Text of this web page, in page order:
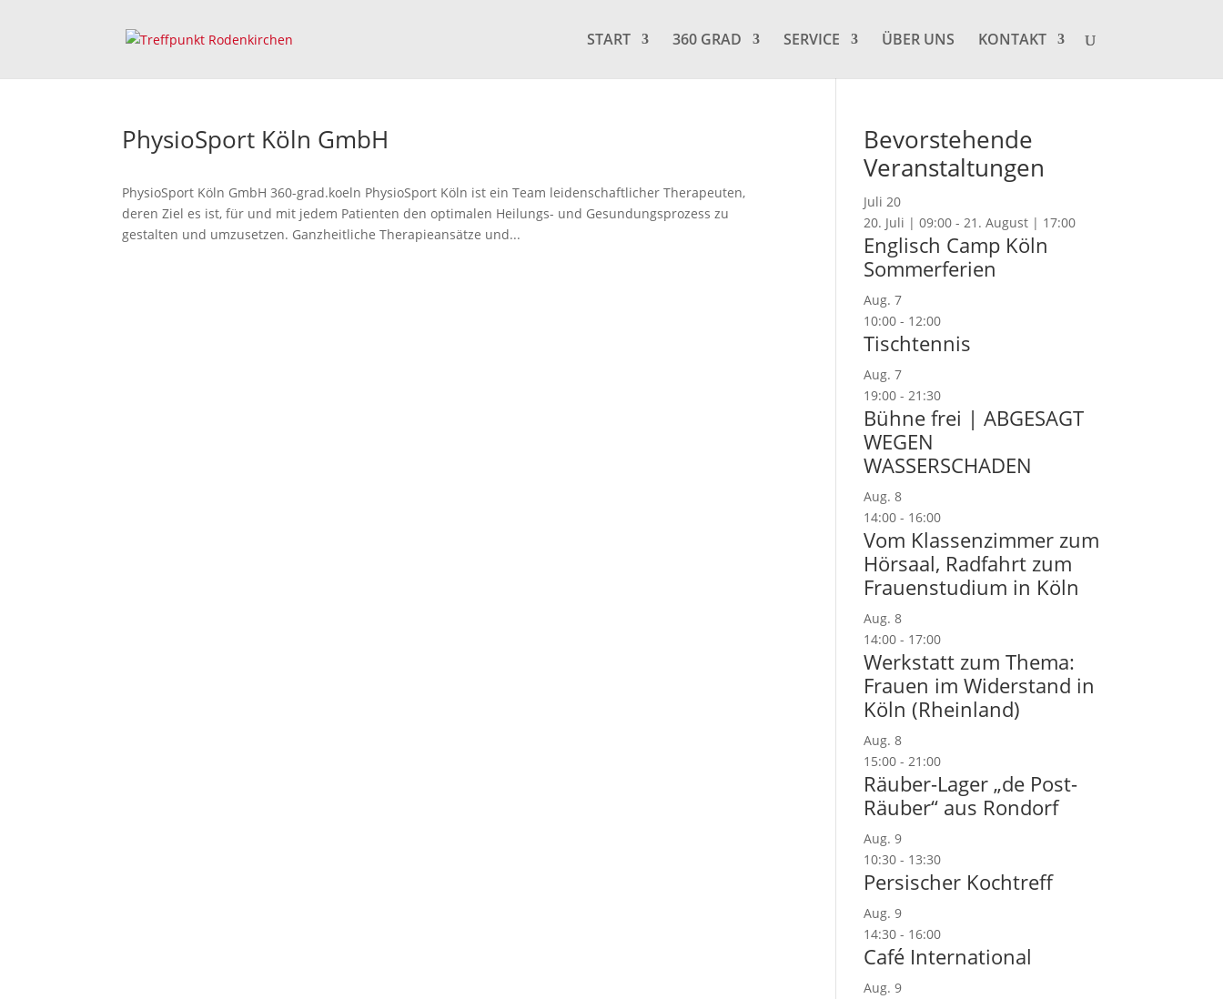
START 360 GRAD SERVICE ÜBER UNS KONTAKT
PhysioSport Köln GmbH
PhysioSport Köln GmbH 360-grad.koeln PhysioSport Köln ist ein Team leidenschaftlicher Therapeuten,
deren Ziel es ist, für und mit jedem Patienten den optimalen Heilungs- und Gesundungsprozess zu
gestalten und umzusetzen. Ganzheitliche Therapieansätze und...
Bevorstehende
Veranstaltungen
Juli20
20. Juli | 09:00 -21. August | 17:00
Englisch Camp Köln
Sommerferien
Aug.7
10:00 - 12:00
Tischtennis
Aug.7
19:00 -21:30
Bühne frei | ABGESAGT
WEGEN
WASSERSCHADEN
Aug.8
14:00 - 16:00
Vom Klassenzimmer zum
Hörsaal, Radfahrt zum
Frauenstudium in Köln
Aug.8
14:00 - 17:00
Werkstatt zum Thema:
Frauen im Widerstand in
Köln (Rheinland)
Aug.8
15:00 -21:00
Räuber-Lager „de Post-
Räuber“ aus Rondorf
Aug.9
10:30 - 13:30
Persischer Kochtreff
Aug.9
14:30 - 16:00
Café International
Aug.9